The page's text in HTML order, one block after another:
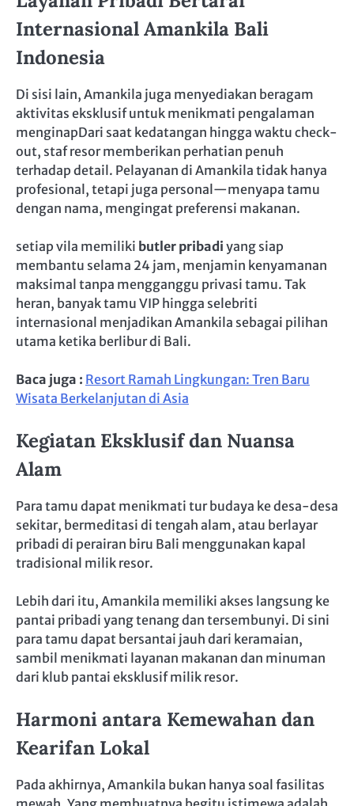
Internasional Amankila Bali
Indonesia
Di sisi lain, Amankila juga menyediakan beragam
aktivitas eksklusif untuk menikmati pengalaman
menginapDari saat kedatangan hingga waktu check-
out, staf resor memberikan perhatian penuh
terhadap detail. Pelayanan di Amankila tidak hanya
profesional, tetapi juga personal—menyapa tamu
dengan nama, mengingat preferensi makanan.
setiap vila memiliki butler pribadi yang siap
membantu selama 24 jam, menjamin kenyamanan
maksimal tanpa mengganggu privasi tamu. Tak
heran, banyak tamu VIP hingga selebriti
internasional menjadikan Amankila sebagai pilihan
utama ketika berlibur di Bali.
Baca juga : Resort Ramah Lingkungan: Tren Baru
Wisata Berkelanjutan di Asia
Kegiatan Eksklusif dan Nuansa
Alam
Para tamu dapat menikmati tur budaya ke desa-desa
sekitar, bermeditasi di tengah alam, atau berlayar
pribadi di perairan biru Bali menggunakan kapal
tradisional milik resor.
Lebih dari itu, Amankila memiliki akses langsung ke
pantai pribadi yang tenang dan tersembunyi. Di sini
para tamu dapat bersantai jauh dari keramaian,
sambil menikmati layanan makanan dan minuman
dari klub pantai eksklusif milik resor.
Harmoni antara Kemewahan dan
Kearifan Lokal
Pada akhirnya, Amankila bukan hanya soal fasilitas